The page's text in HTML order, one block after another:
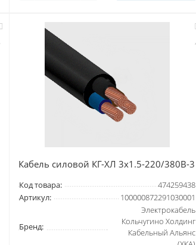
Кабель силовой КГ-ХЛ 3х1.5-220/380В-3
Код товара:
474259438
Артикул:
100000872291030001
Бренд:
Электрокабель
Кольчугино Холдинг
Кабельный Альянс